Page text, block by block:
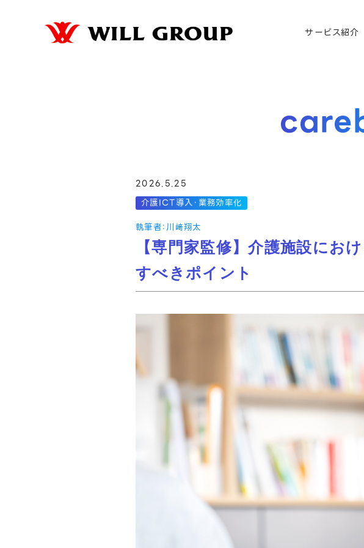
サービス紹介
2026.5.25
介護ICT導入・業務効率化
執筆者：川﨑翔太
【専門家監修】介護施設にお
すべきポイント